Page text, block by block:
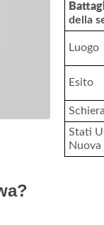
della
Luogo
Esito
Stati